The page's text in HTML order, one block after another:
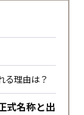
る理由は？
式名称と出